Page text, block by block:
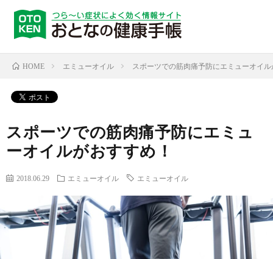
HOME エミューオイル スポーツでの筋肉痛予防にエミューオイ
スポーツでの筋肉痛予防にエミュ
ーオイルがおすすめ！
2018.06.29 エミューオイル エミューオイル